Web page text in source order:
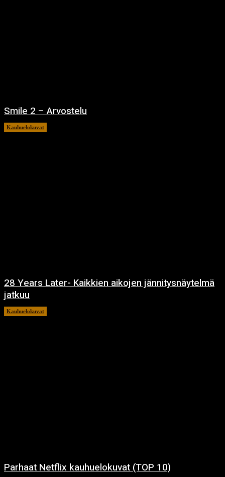
Smile 2 – Arvostelu
Kauhuelokuvat
28 Years Later- Kaikkien aikojen jännitysnäytelmä
jatkuu
Kauhuelokuvat
Parhaat Netflix kauhuelokuvat (TOP 10)